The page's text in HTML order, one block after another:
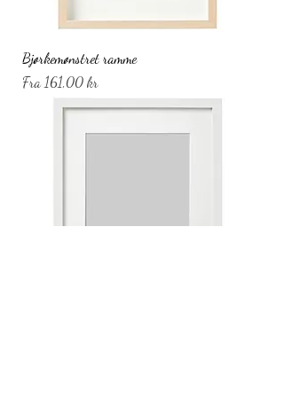
Bjørkemønstret ramme
Fra 161,00 kr
Salgspris